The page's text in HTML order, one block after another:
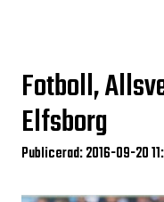
Fotboll,
Elfsborg
Publicerad: 2016-09-20